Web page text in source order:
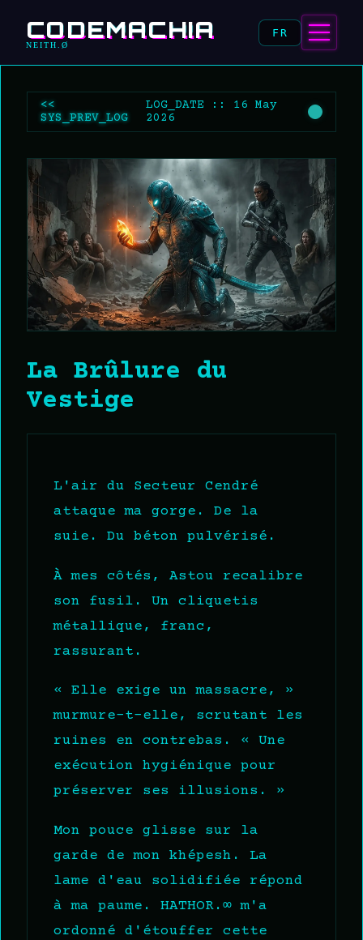
CODEMACHIA
NEITH.Ø
FR
<<
SYS_PREV_LOG
LOG_DATE :: 16 May
2026
La Brûlure du
Vestige
L'air du Secteur Cendré
attaque ma gorge. De la
suie. Du béton pulvérisé.
À mes côtés, Astou recalibre
son fusil. Un cliquetis
métallique, franc,
rassurant.
« Elle exige un massacre, »
murmure-t-elle, scrutant les
ruines en contrebas. « Une
exécution hygiénique pour
préserver ses illusions. »
Mon pouce glisse sur la
garde de mon khépesh. La
lame d'eau solidifiée répond
à ma paume. HATHOR.∞ m'a
ordonné d'étouffer cette